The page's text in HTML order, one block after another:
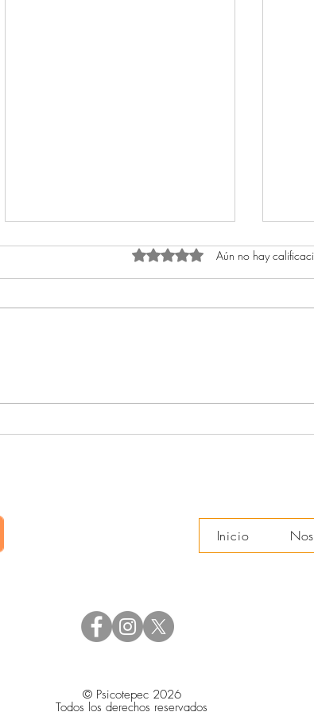
Obtuvo 0 de 5 estrellas.
Aún no hay
Inicio
© Psicotepec 2026
Todos los derechos reservados